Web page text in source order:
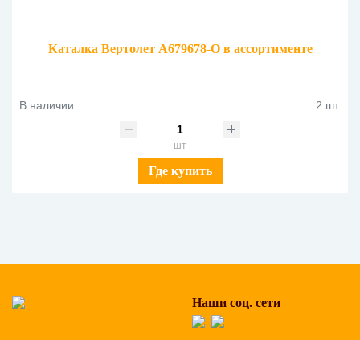
Каталка Вертолет A679678-O в ассортименте
В наличии: 2 шт.
шт
Где купить
Наши соц. сети